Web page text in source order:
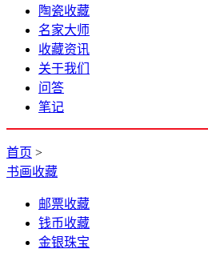
陶瓷收藏
名家大师
收藏资讯
关于我们
问答
笔记
首页 >
书画收藏
邮票收藏
钱币收藏
金银珠宝